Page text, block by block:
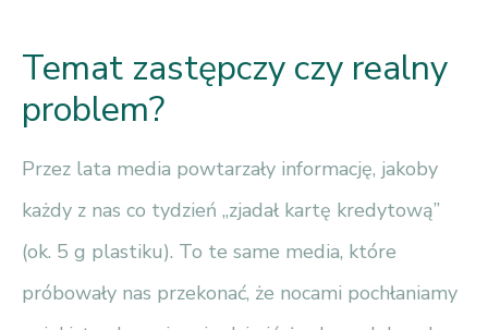
Temat zastępczy czy realny
problem?
Przez lata media powtarzały informację, jakoby
każdy z nas co tydzień „zjadał kartę kredytową”
(ok. 5 g plastiku). To te same media, które
próbowały nas przekonać, że nocami pochłaniamy